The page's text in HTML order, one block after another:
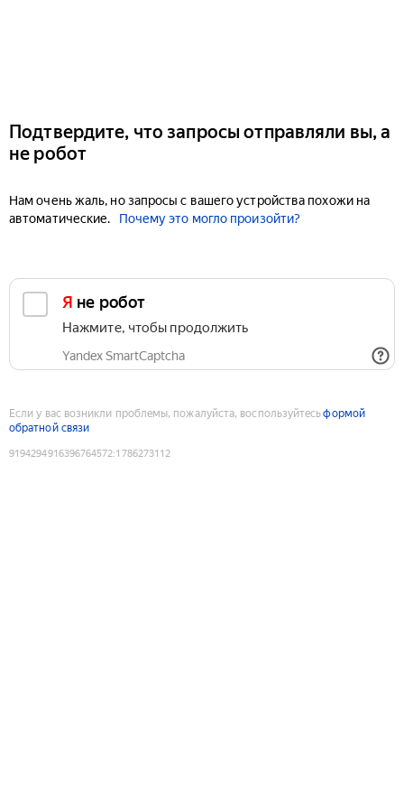
Подтвердите, что запросы отправляли вы, а
не робот
Нам очень жаль, но запросы с вашего устройства похожи на
автоматические.
Почему это могло произойти?
Я не робот
Нажмите, чтобы продолжить
Yandex SmartCaptcha
Если у вас возникли проблемы, пожалуйста, воспользуйтесьформой
обратной связи
9194294916396764572:1786273112